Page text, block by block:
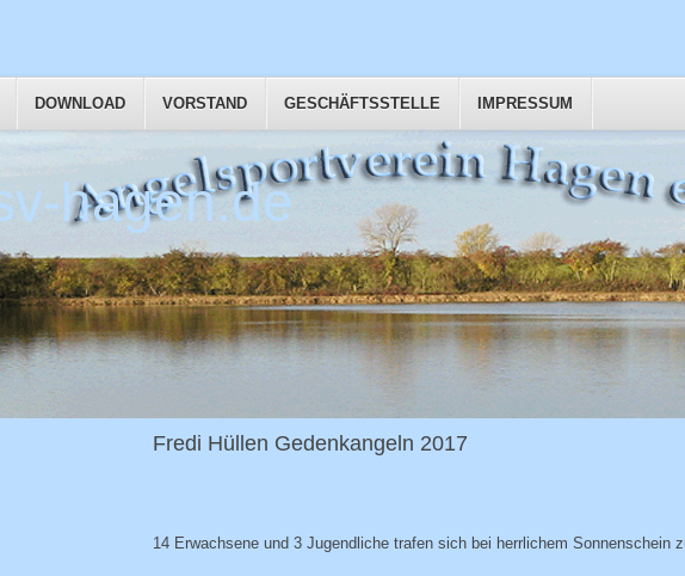
hagen.de
DOWNLOAD VORSTAND GESCHÄFTSSTELLE IMPRESSUM
Fredi Hüllen Gedenkangeln 2017
14 Erwachsene und 3 Jugendliche trafen sich bei herrlichem Sonnenschein